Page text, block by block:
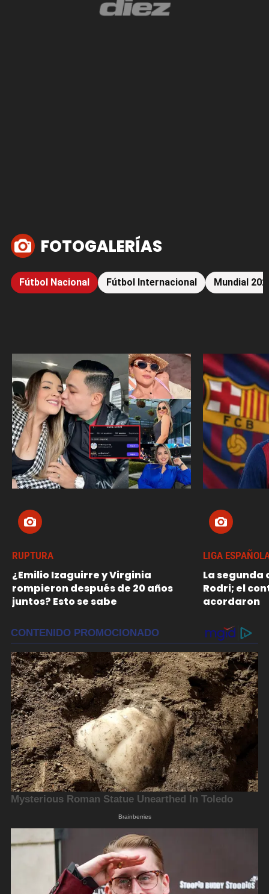
FOTOGALERÍAS
Fútbol Nacional Fútbol Internacional Mundial
RUPTURA
¿Emilio Izaguirre y Virginia
rompieron después de 20 años
juntos? Esto se sabe
LIGA
La
Rodri; el
acordaron